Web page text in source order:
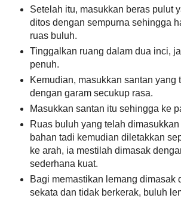
Setelah itu, masukkan beras pulut
ditos dengan sempurna sehingga
ruas buluh.
Tinggalkan ruang dalam dua inci,
penuh.
Kemudian, masukkan santan yang
dengan garam secukup rasa.
Masukkan santan itu sehingga ke
Ruas buluh yang telah
bahan tadi kemudian diletakkan
ke arah, ia mestilah dimasak
sederhana kuat.
Bagi memastikan lemang dimasak
sekata dan tidak berkerak, buluh